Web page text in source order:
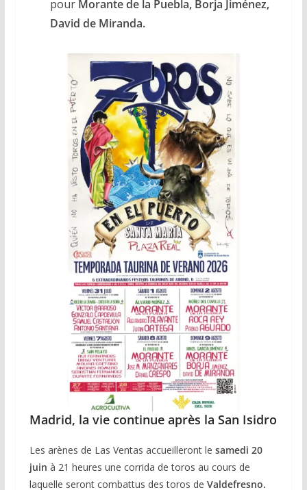
pour Morante de la Puebla, Borja Jiménez,
David de Miranda.
Madrid, la vie continue après la San Isidro
Les arènes de Las Ventas accueilleront le samedi 20
juin à 21 heures une corrida de toros au cours de
laquelle seront combattus des toros de Valdefresno.